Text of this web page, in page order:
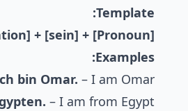
Template:
[Pronoun] + [sein] + [information]
Examples:
bin Omar. – I am Omar.
– I am from Egypt.